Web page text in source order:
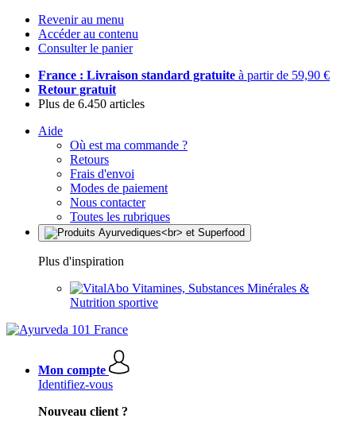
Revenir au menu
Accéder au contenu
Consulter le panier
France : Livraison standard gratuite à partir de 59,90 €
Retour gratuit
Plus de 6.450 articles
Aide
Où est ma commande ?
Retours
Frais d'envoi
Modes de paiement
Nous contacter
Toutes les rubriques
Plus d'inspiration
Vitamines, Substances Minérales &
Nutrition sportive
Mon compte
Identifiez-vous
Nouveau client ?